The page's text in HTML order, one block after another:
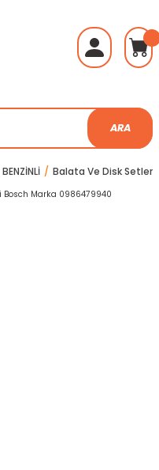
ARA
BENZİNLİ Balata Ve Disk Setleri